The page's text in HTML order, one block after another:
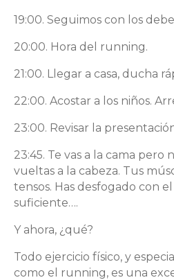
19:00. Seguimos con los
20:00. Hora del running.
21:00. Llegar a casa, ducha
22:00. Acostar a los niños.
23:00. Revisar la
23:45. Te vas a la cama pero
vueltas a la cabeza. Tus
tensos. Has desfogado con
suficiente….
Y ahora, ¿qué?
Todo ejercicio físico, y
como el running, es una